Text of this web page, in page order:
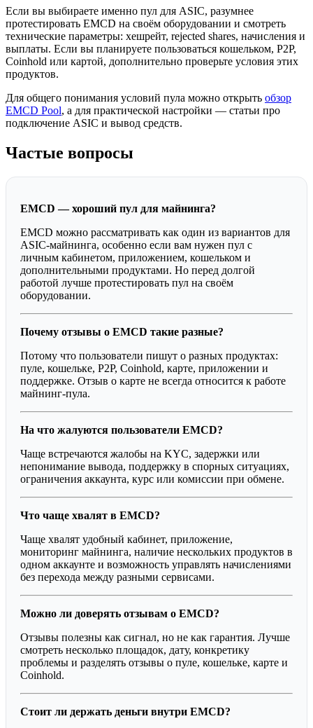
Если вы выбираете именно пул для ASIC, разумнее
протестировать EMCD на своём оборудовании и смотреть
технические параметры: хешрейт, rejected shares, начисления и
выплаты. Если вы планируете пользоваться кошельком, P2P,
Coinhold или картой, дополнительно проверьте условия этих
продуктов.
Для общего понимания условий пула можно открыть обзор
EMCD Pool, а для практической настройки — статьи про
подключение ASIC и вывод средств.
Частые вопросы
EMCD — хороший пул для майнинга?
EMCD можно рассматривать как один из вариантов для
ASIC-майнинга, особенно если вам нужен пул с
личным кабинетом, приложением, кошельком и
дополнительными продуктами. Но перед долгой
работой лучше протестировать пул на своём
оборудовании.
Почему отзывы о EMCD такие разные?
Потому что пользователи пишут о разных продуктах:
пуле, кошельке, P2P, Coinhold, карте, приложении и
поддержке. Отзыв о карте не всегда относится к работе
майнинг-пула.
На что жалуются пользователи EMCD?
Чаще встречаются жалобы на KYC, задержки или
непонимание вывода, поддержку в спорных ситуациях,
ограничения аккаунта, курс или комиссии при обмене.
Что чаще хвалят в EMCD?
Чаще хвалят удобный кабинет, приложение,
мониторинг майнинга, наличие нескольких продуктов в
одном аккаунте и возможность управлять начислениями
без перехода между разными сервисами.
Можно ли доверять отзывам о EMCD?
Отзывы полезны как сигнал, но не как гарантия. Лучше
смотреть несколько площадок, дату, конкретику
проблемы и разделять отзывы о пуле, кошельке, карте и
Coinhold.
Стоит ли держать деньги внутри EMCD?